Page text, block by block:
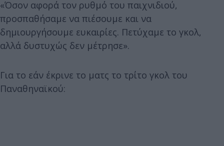
«Όσον αφορά τον ρυθμό του παιχνιδιού,
προσπαθήσαμε να πιέσουμε και να
δημιουργήσουμε ευκαιρίες. Πετύχαμε το γκολ,
αλλά δυστυχώς δεν μέτρησε».
Για το εάν έκρινε το ματς το τρίτο γκολ του
Παναθηναϊκού: